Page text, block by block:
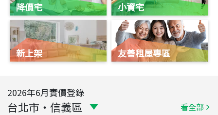
降價宅
新上架
小資宅
友善租屋專區
2026年6月實價登錄
台北市 ・ 信義區 看全部